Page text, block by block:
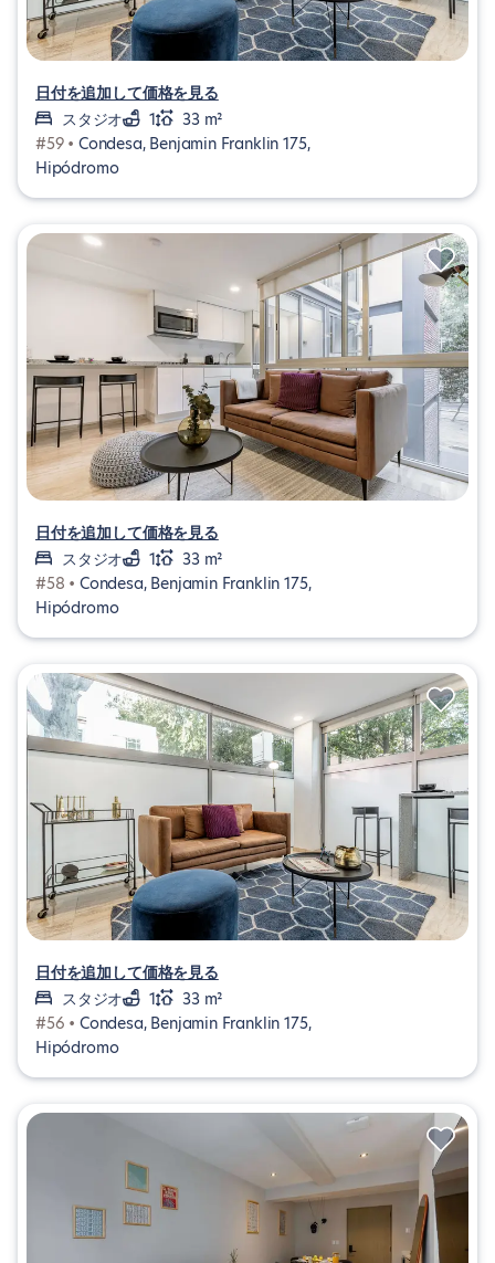
日付を追加して価格を見る
スタジオ
1
33 m²
#59 • Condesa, Benjamin Franklin 175,
Hipódromo
日付を追加して価格を見る
スタジオ
1
33 m²
#58 • Condesa, Benjamin Franklin 175,
Hipódromo
日付を追加して価格を見る
スタジオ
1
33 m²
#56 • Condesa, Benjamin Franklin 175,
Hipódromo